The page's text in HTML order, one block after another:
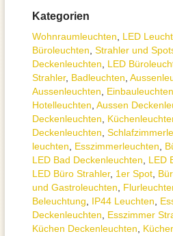
Kategorien
Wohnraum­leuchten LED
Büroleuchten Strahler und
Deckenleuchten
LED
Strahler, Badleuchten
Aussenleuchten
Einbauleuchten
Hotelleuchten Aussen
Deckenleuchten
Deckenleuchten
leuchten
Esszimmer­­leuchten
LED Bad Deckenleuchten
LED
LED Büro Strahler, 1er Spot
und Gastroleuchten
Beleuchtung
IP44 Leuchten
Deckenleuchten
Esszimmer
Küchen Deckenleuchten